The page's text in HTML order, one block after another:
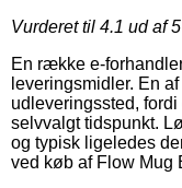
Vurderet til 4.1 ud af
En række e-
leveringsmidler. En
udleveringssted,
selvvalgt tidspunkt.
og typisk ligeledes
ved køb af Flow Mug